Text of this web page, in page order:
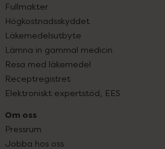
Fullmakter
Högkostnadsskyddet
Läkemedelsutbyte
Lämna in gammal medicin
Resa med läkemedel
Receptregistret
Elektroniskt expertstöd, EES
Om oss
Pressrum
Jobba hos oss